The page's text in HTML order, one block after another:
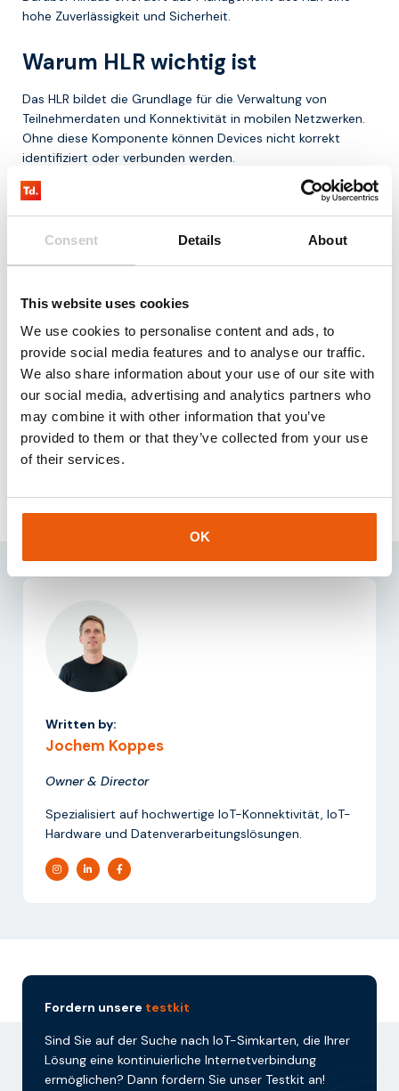
Consent Details About
This website uses cookies
We use cookies to personalise content and ads, to
provide social media features and to analyse our traffic.
We also share information about your use of our site with
our social media, advertising and analytics partners who
may combine it with other information that you’ve
provided to them or that they’ve collected from your use
of their services.
OK
hohe Zuverlässigkeit und Sicherheit.
Warum HLR wichtig ist
Das HLR bildet die Grundlage für die Verwaltung von
Teilnehmerdaten und Konnektivität in mobilen Netzwerken.
Ohne diese Komponente können Devices nicht korrekt
identifiziert oder verbunden werden.
Innerhalb von IoT ist dies entscheidend für groß angelegte
Netzwerke, die Teilnehmerdaten verwaltet und
Kommunikation ermöglicht. Es spielt eine Schlüsselrolle bei
Authentifizierung, Routing und Roaming.
Für Organisationen, die mit IoT und mobiler Konnektivität
arbeiten, bietet das HLR die Grundlage für ein zuverlässiges
Management von SIM-Karten und Devices.
Für weitere Informationen kann telefonisch unter
info@thingsdata.comKontakt aufgenommen werden.
Written by:
Jochem Koppes
Owner & Director
Spezialisiert auf hochwertige IoT-Konnektivität, IoT-
Hardware und Datenverarbeitungslösungen.
Fordern unsere testkit
Sind Sie auf der Suche nach IoT-Simkarten, die Ihrer
Lösung eine kontinuierliche Internetverbindung
ermöglichen? Dann fordern Sie unser Testkit an!